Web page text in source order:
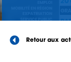
Retour aux